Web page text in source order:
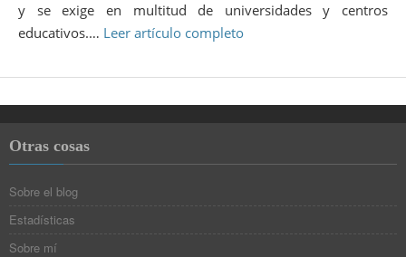
y se exige en multitud de universidades y centros
educativos.… Leer artículo completo
Otras cosas
Sobre el blog
Estadísticas
Sobre mí